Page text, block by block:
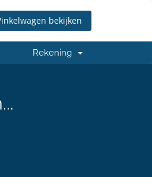
bekijken
Rekening